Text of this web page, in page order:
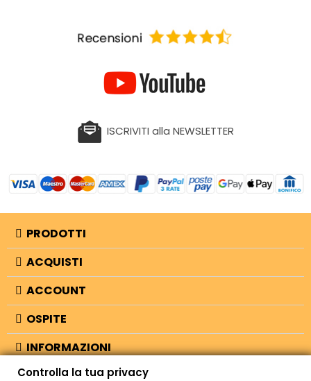
ISCRIVITI alla NEWSLETTER
PRODOTTI
ACQUISTI
ACCOUNT
OSPITE
INFORMAZIONI
NEGOZIO
Controlla la tua privacy